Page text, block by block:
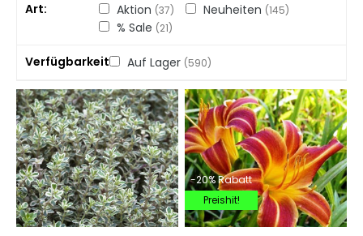
Art Aktion (37) Neuheiten (145)
% Sale (21)
Verfügbarkeit Auf Lager (590)
-20% Rabatt
Preishit!